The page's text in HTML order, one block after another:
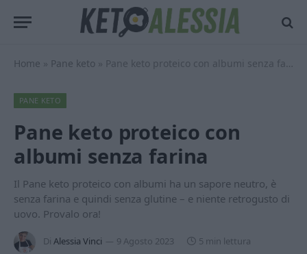
Home » Pane keto » Pane keto proteico con albumi senza farina
PANE KETO
Pane keto proteico con
albumi senza farina
Il Pane keto proteico con albumi ha un sapore neutro, è
senza farina e quindi senza glutine – e niente retrogusto di
uovo. Provalo ora!
Di Alessia Vinci 9 Agosto 2023 5 min lettura